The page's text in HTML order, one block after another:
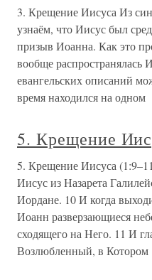
3. Крещение Иисуса Из
узнаём, что Иисус был
призыв Иоанна. Как это
вообще распространялась
евангельских описаний
время находился на одном
5. Крещение
5. Крещение Иисуса
Иисус из Назарета
Иордане. 10 И когда
Иоанн разверзающиеся
сходящего на Него. 11 И
Возлюбленный, в Котором